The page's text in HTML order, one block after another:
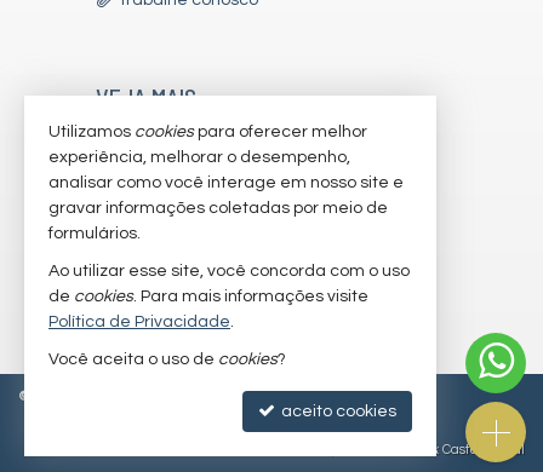
VEJA MAIS
receba nosso newsletter
indicadores financeiros
imóveis favoritos
mapa de imóveis
© Política de Privacidade
Site para imobiliárias: Castel Digital
Utilizamos cookiespara oferecer melhor
experiência, melhorar o desempenho,
analisar como você interage em nosso site e
gravar informações coletadas por meio de
formulários.
Ao utilizar esse site, você concorda com o uso
de cookies. Para mais informações visite
Política de Privacidade.
Você aceita o uso de cookies?
aceito cookies